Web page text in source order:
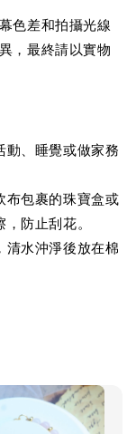
色差和拍攝光線
，最終請以實物
動、睡覺或做家務
布包裹的珠寶盒或
防止刮花。
清水沖淨後放在棉